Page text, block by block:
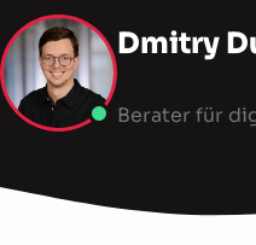
Dmitry
Berater für